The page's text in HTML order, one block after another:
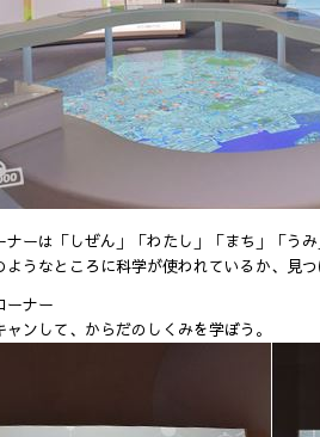
ナーは「しぜん」「わたし」「まち」「う
ようなところに科学が使われているか、見つ
ーナー
ャンして、からだのしくみを学ぼう。